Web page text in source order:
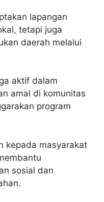
lapangan
tetapi juga
daerah melalui
aktif dalam
amal di komunitas
program
kepada masyarakat
sosial dan